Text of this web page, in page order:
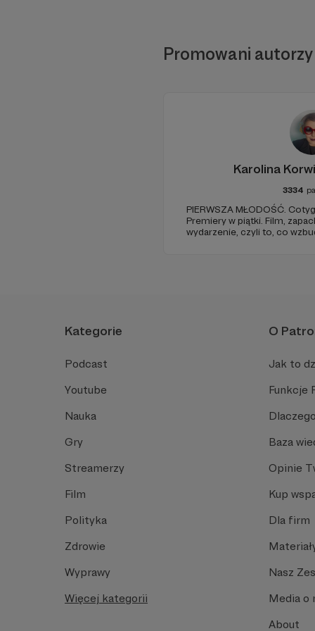
Promowani autorzy
Karolina
3334
PIERWSZA MŁODOŚĆ.
Premiery w piątki. Film,
wydarzenie, czyli to, co
Kategorie
Podcast
Youtube
Nauka
Gry
Streamerzy
Film
Polityka
Zdrowie
Wyprawy
Więcej kategorii
O
Jak to
Funkcje
Baza
Opinie
Kup
Dla firm
Nasz
Media o
About